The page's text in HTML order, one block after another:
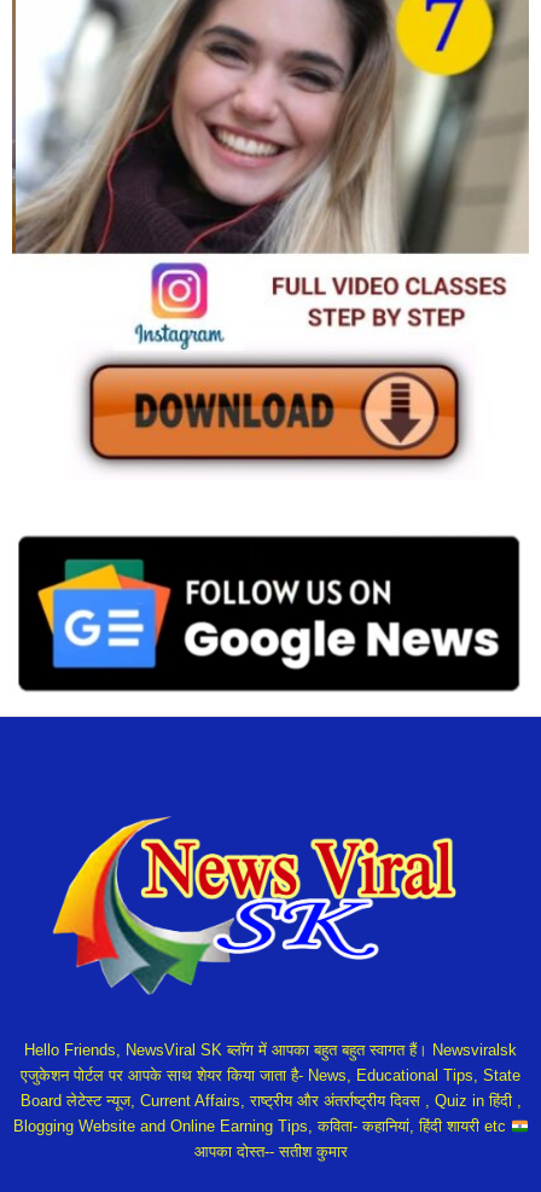
Hello Friends, NewsViral SK ब्लॉग में आपका बहुत बहुत स्वागत हैं। Newsviralsk
एजुकेशन पोर्टल पर आपके साथ शेयर किया जाता है- News, Educational Tips, State
Board लेटेस्ट न्यूज, Current Affairs, राष्ट्रीय और अंतर्राष्ट्रीय दिवस , Quiz in हिंदी ,
Blogging Website and Online Earning Tips, कविता- कहानियां, हिंदी शायरी etc
आपका दोस्त-- सतीश कुमार